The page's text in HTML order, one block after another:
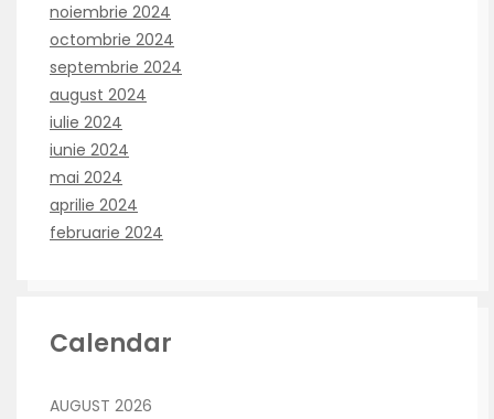
noiembrie 2024
octombrie 2024
septembrie 2024
august 2024
iulie 2024
iunie 2024
mai 2024
aprilie 2024
februarie 2024
Calendar
AUGUST 2026